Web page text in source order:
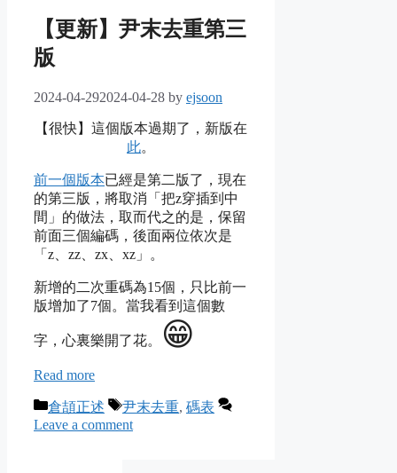
【更新】尹末去重第三
版
2024-04-292024-04-28 by ejsoon
【很快】這個版本過期了，新版在
此。
前一個版本已經是第二版了，現在
的第三版，將取消「把z穿插到中
間」的做法，取而代之的是，保留
前面三個編碼，後面兩位依次是
「z、zz、zx、xz」。
新增的二次重碼為15個，只比前一
版增加了7個。當我看到這個數
字，心裏樂開了花。 😁
Read more
Categories
倉頡正述 Tags
尹末去重, 碼表
Leave a comment